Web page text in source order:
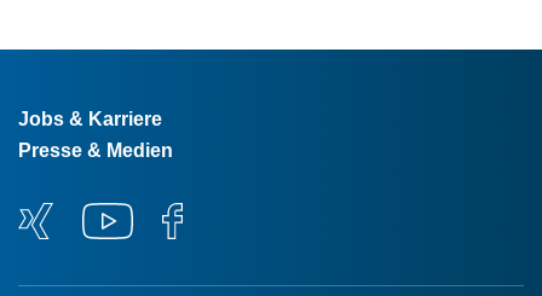
Jobs & Karriere
Presse & Medien